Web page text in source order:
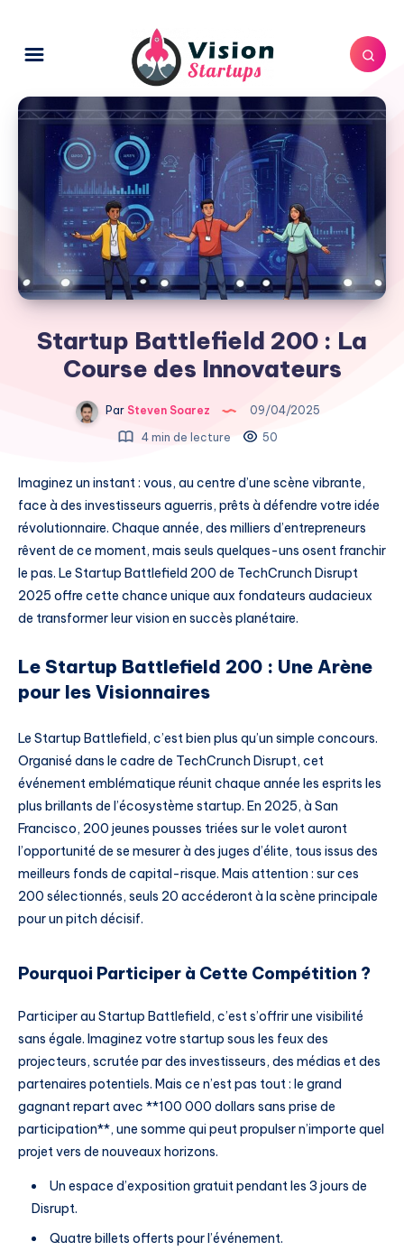
Startup Battlefield 200 : La
Course des Innovateurs
ParSteven Soarez
09/04/2025
4 min de lecture
50
Imaginez un instant : vous, au centre d’une scène vibrante,
face à des investisseurs aguerris, prêts à défendre votre idée
révolutionnaire. Chaque année, des milliers d’entrepreneurs
rêvent de ce moment, mais seuls quelques-uns osent franchir
le pas. Le Startup Battlefield 200 de TechCrunch Disrupt
2025 offre cette chance unique aux fondateurs audacieux
de transformer leur vision en succès planétaire.
Le Startup Battlefield 200 : Une Arène
pour les Visionnaires
Le Startup Battlefield, c’est bien plus qu’un simple concours.
Organisé dans le cadre de TechCrunch Disrupt, cet
événement emblématique réunit chaque année les esprits les
plus brillants de l’écosystème startup. En 2025, à San
Francisco, 200 jeunes pousses triées sur le volet auront
l’opportunité de se mesurer à des juges d’élite, tous issus des
meilleurs fonds de capital-risque. Mais attention : sur ces
200 sélectionnés, seuls 20 accéderont à la scène principale
pour un pitch décisif.
Pourquoi Participer à Cette Compétition ?
Participer au Startup Battlefield, c’est s’offrir une visibilité
sans égale. Imaginez votre startup sous les feux des
projecteurs, scrutée par des investisseurs, des médias et des
partenaires potentiels. Mais ce n’est pas tout : le grand
gagnant repart avec **100 000 dollars sans prise de
participation**, une somme qui peut propulser n’importe quel
projet vers de nouveaux horizons.
Un espace d’exposition gratuit pendant les 3 jours de
Disrupt.
Quatre billets offerts pour l’événement.